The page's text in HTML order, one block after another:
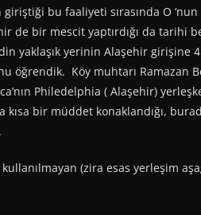
giriştiği bu faaliyeti sırasında O
de bir mescit yaptırdığı da
yaklaşık yerinin Alaşehir girişine
öğrendik. Köy muhtarı Ramazan
Philedelphia ( Alaşehir)
kısa bir müddet konaklandığı,
(zira esas yerleşim